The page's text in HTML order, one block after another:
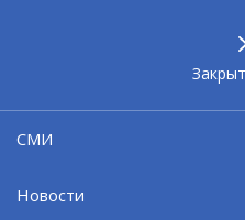
СМИ
Новости
(Всероссийский
поселения»)